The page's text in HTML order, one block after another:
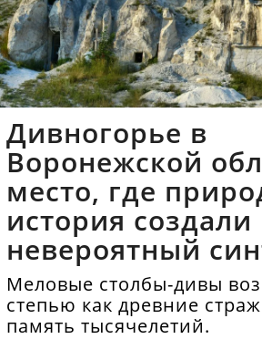
Дивногорье в
Воронежской
место, где
история создали
невероятный
Меловые столбы-дивы
степью как древние
память тысячелетий.